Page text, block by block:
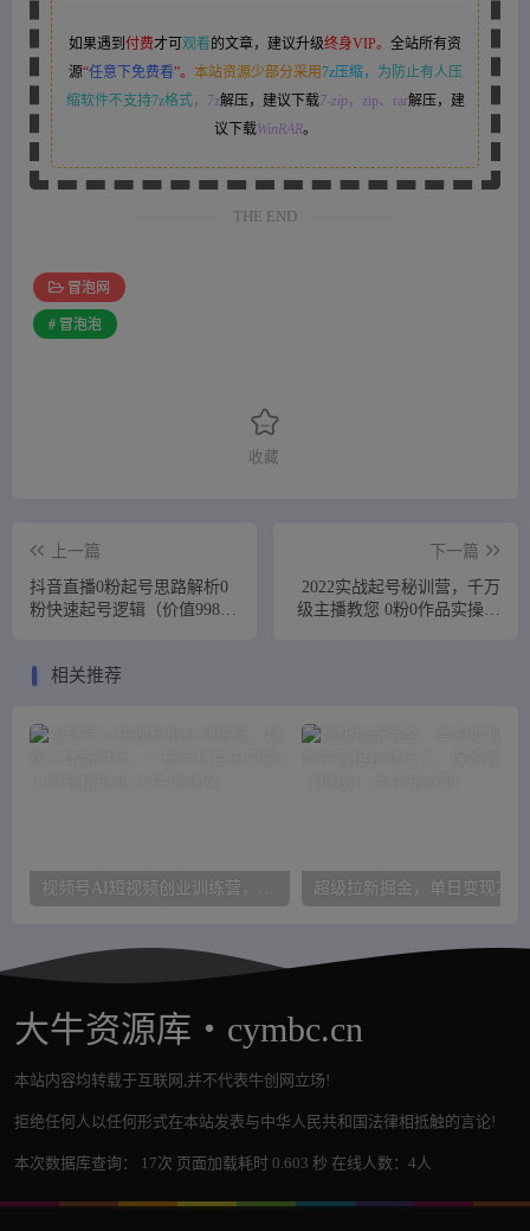
如果遇到 付费才可 观看 的文章，建议升级终身VIP。 全站所有资
源“任意下免费看”。 本站资源少部分采用7z压缩，
为防止有人压
缩软件不支持7z格式，7z解压，建议下载7-zip，zip、rar解压，建
议下载WinRAR。
THE END
冒泡网
# 冒泡泡
收藏
上一篇
抖音直播0粉起号思路解析0
粉快速起号逻辑（价值998
下一篇
2022实战起号秘训营，千万
级主播教您 0粉0作品实操起
相关推荐
大牛资源库・cymbc.cn
本站内容均转载于互联网,并不代表牛创网立场!
拒绝任何人以任何形式在本站发表与中华人民共和国法律相抵触的言论!
本次数据库查询： 17次 页面加载耗时 0.603 秒 在线人数：4人